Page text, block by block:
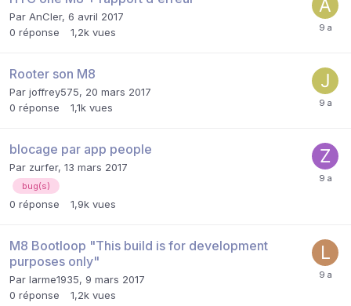
Par AnCler, 6 avril 2017
0 réponse 1,2k vues
Rooter son M8
Par joffrey575, 20 mars 2017
0 réponse 1,1k vues
blocage par app people
Par zurfer, 13 mars 2017
bug(s)
0 réponse 1,9k vues
M8 Bootloop "This build is for development
purposes only"
Par larme1935, 9 mars 2017
0 réponse 1,2k vues